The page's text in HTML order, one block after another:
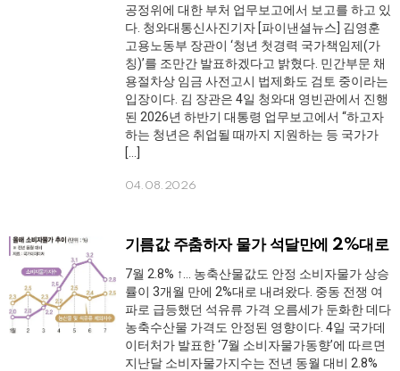
공정위에 대한 부처 업무보고에서 보고를 하고 있
다. 청와대통신사진기자 [파이낸셜뉴스] 김영훈
고용노동부 장관이 ‘청년 첫경력 국가책임제(가
칭)’를 조만간 발표하겠다고 밝혔다. 민간부문 채
용절차상 임금 사전고시 법제화도 검토 중이라는
입장이다. 김 장관은 4일 청와대 영빈관에서 진행
된 2026년 하반기 대통령 업무보고에서 “하고자
하는 청년은 취업될 때까지 지원하는 등 국가가
[…]
04.08.2026
기름값 주춤하자 물가 석달만에 2%대로
7월 2.8% ↑… 농축산물값도 안정 소비자물가 상승
률이 3개월 만에 2%대로 내려왔다. 중동 전쟁 여
파로 급등했던 석유류 가격 오름세가 둔화한 데다
농축수산물 가격도 안정된 영향이다. 4일 국가데
이터처가 발표한 ‘7월 소비자물가동향’에 따르면
지난달 소비자물가지수는 전년 동월 대비 2.8%